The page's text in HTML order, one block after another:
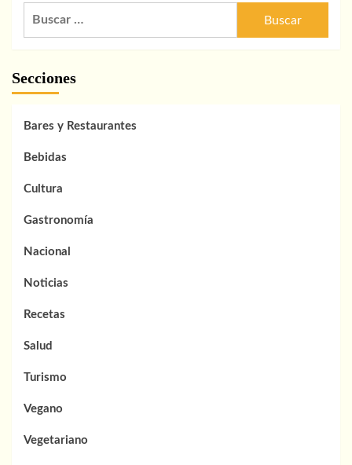
Secciones
Bares y Restaurantes
Bebidas
Cultura
Gastronomía
Nacional
Noticias
Recetas
Salud
Turismo
Vegano
Vegetariano